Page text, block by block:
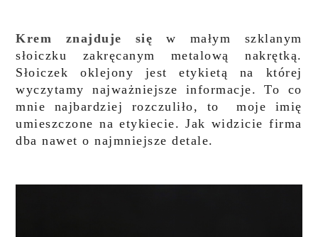
Krem znajduje się w małym szklanym
słoiczku zakręcanym metalową nakrętką.
Słoiczek oklejony jest etykietą na której
wyczytamy najważniejsze informacje. To co
mnie najbardziej rozczuliło, to moje imię
umieszczone na etykiecie. Jak widzicie firma
dba nawet o najmniejsze detale.